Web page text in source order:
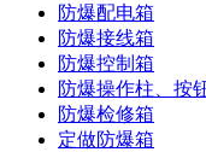
防爆配电箱
防爆接线箱
防爆控制箱
防爆操作柱、按
防爆检修箱
定做防爆箱